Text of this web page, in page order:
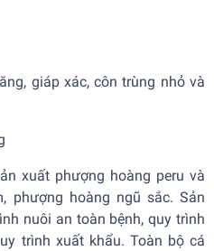
odH
giáp xác, côn trùng nhỏ và
xuất phượng hoàng peru và
phượng hoàng ngũ sắc. Sản
nuôi an toàn bệnh, quy trình
trình xuất khẩu. Toàn bộ cá